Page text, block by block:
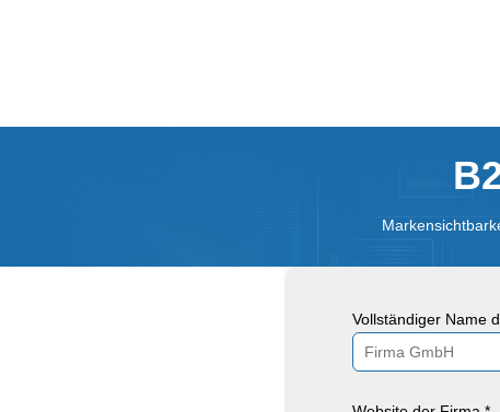
Vollständiger Name